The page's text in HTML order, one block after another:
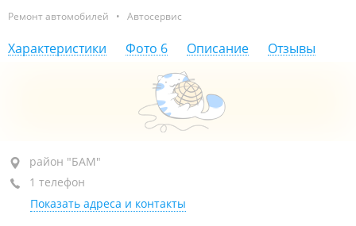
Ремонт автомобилей • Автосервис
Характеристики Фото 6 Описание Отзывы
район "БАМ", ул. Днепровская, 90А стр. 6
+7 (423) 200-53-52
По предварительной записи
район "БАМ"
1 телефон
Показать адреса и контакты